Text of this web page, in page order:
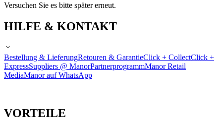
Versuchen Sie es bitte später erneut.
HILFE & KONTAKT
Bestellung & LieferungRetouren & GarantieClick + CollectClick +
ExpressSuppliers @ ManorPartnerprogrammManor Retail
MediaManor auf WhatsApp
VORTEILE